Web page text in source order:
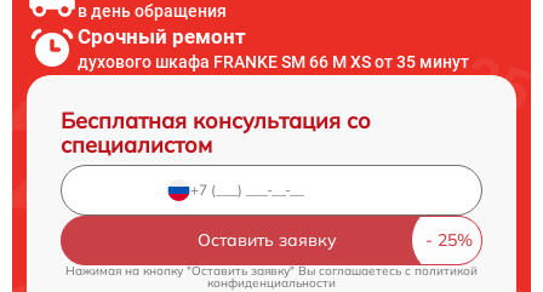
в день обращения
Срочный ремонт
духового шкафа FRANKE SM 66 M XS от 35 минут
Бесплатная консультация со
специалистом
Оставить заявку
Нажимая на кнопку "Оставить заявку" Вы соглашаетесь cполитикой
конфиденциальности